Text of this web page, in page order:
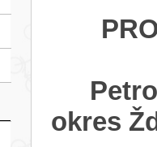
okres